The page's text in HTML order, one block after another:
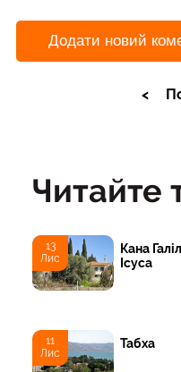
Додати новий
Читайте
13
Лис
Кана
Ісуса
11
Лис
Табха